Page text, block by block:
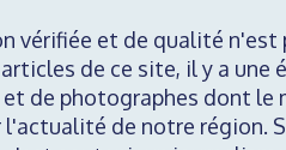
vérifiée et de qualité n'est
de ce site, il y a une
de photographes dont le
l'actualité de notre région.